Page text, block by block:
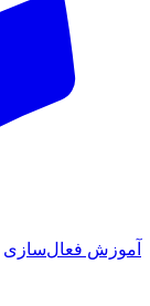
فعال‌سازی